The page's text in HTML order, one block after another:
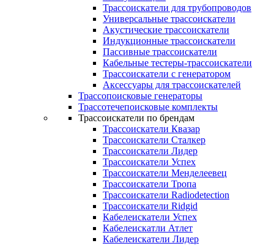
Трассоискатели для трубопроводов
Универсальные трассоискатели
Акустические трассоискатели
Индукционные трассоискатели
Пассивные трассоискатели
Кабельные тестеры-трассоискатели
Трассоискатели с генератором
Аксессуары для трассоискателей
Трассопоисковые генераторы
Трассотечепоисковые комплекты
Трассоискатели по брендам
Трассоискатели Квазар
Трассоискатели Сталкер
Трассоискатели Лидер
Трассоискатели Успех
Трассоискатели Менделеевец
Трассоискатели Тропа
Трассоискатели Radiodetection
Трассоискатели Ridgid
Кабелеискатели Успех
Кабелеискатли Атлет
Кабелеискатели Лидер